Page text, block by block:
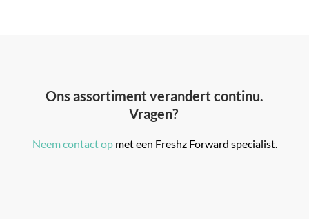
Ons assortiment verandert continu.
Vragen?
Neem contact opmet een Freshz Forward specialist.